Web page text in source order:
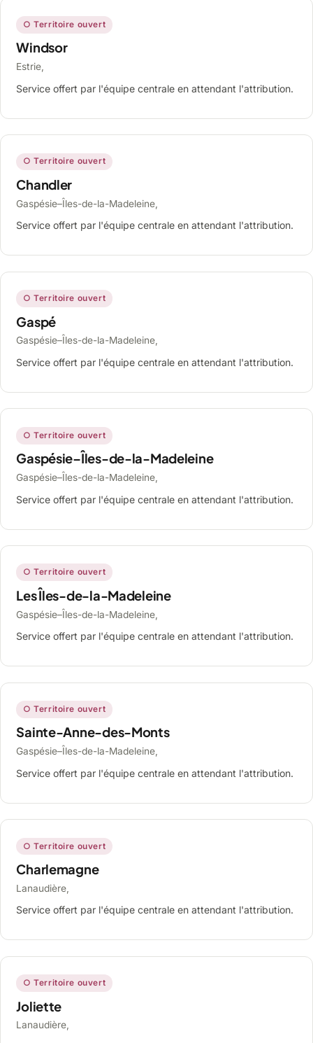
○ Territoire ouvert
Windsor
Estrie,
Service offert par l'équipe centrale en attendant l'attribution.
○ Territoire ouvert
Chandler
Gaspésie–Îles-de-la-Madeleine,
Service offert par l'équipe centrale en attendant l'attribution.
○ Territoire ouvert
Gaspé
Gaspésie–Îles-de-la-Madeleine,
Service offert par l'équipe centrale en attendant l'attribution.
○ Territoire ouvert
Gaspésie–Îles-de-la-Madeleine
Gaspésie–Îles-de-la-Madeleine,
Service offert par l'équipe centrale en attendant l'attribution.
○ Territoire ouvert
Les Îles-de-la-Madeleine
Gaspésie–Îles-de-la-Madeleine,
Service offert par l'équipe centrale en attendant l'attribution.
○ Territoire ouvert
Sainte-Anne-des-Monts
Gaspésie–Îles-de-la-Madeleine,
Service offert par l'équipe centrale en attendant l'attribution.
○ Territoire ouvert
Charlemagne
Lanaudière,
Service offert par l'équipe centrale en attendant l'attribution.
○ Territoire ouvert
Joliette
Lanaudière,